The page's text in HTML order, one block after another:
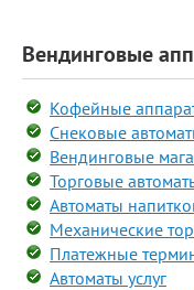
Вендинговые
Кофейные
Снековые
Вендинговые
Торговые
Автоматы
Механические
Платежные
Автоматы услуг